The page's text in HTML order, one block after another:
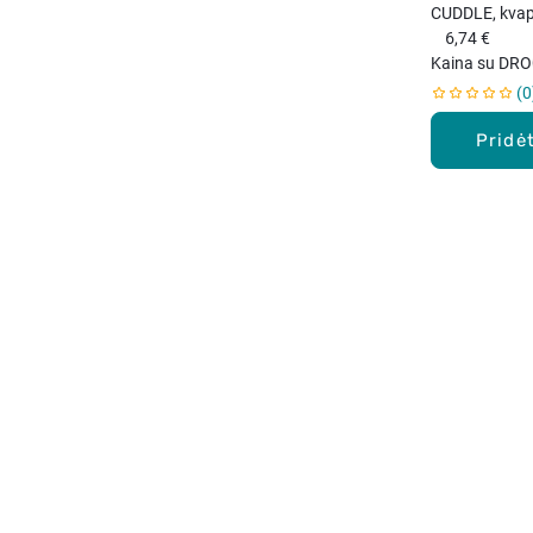
CUDDLE,
vanduo
ml.
6,74 €
Kaina su
0